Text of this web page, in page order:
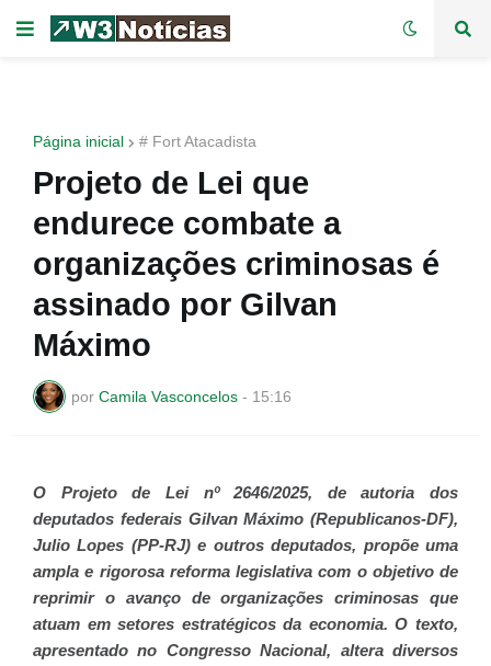
Página inicial # Fort Atacadista
Projeto de Lei que
endurece combate a
organizações criminosas é
assinado por Gilvan
Máximo
por Camila Vasconcelos - 15:16
O Projeto de Lei nº 2646/2025, de autoria dos
deputados federais Gilvan Máximo (Republicanos-DF),
Julio Lopes (PP-RJ) e outros deputados, propõe uma
ampla e rigorosa reforma legislativa com o objetivo de
reprimir o avanço de organizações criminosas que
atuam em setores estratégicos da economia. O texto,
apresentado no Congresso Nacional, altera diversos